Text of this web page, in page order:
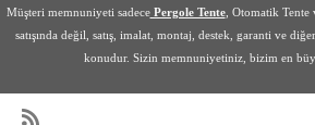
Müşteri memnuniyeti sadecePergole Tente, Otomatik Tente
satışında değil, satış, imalat, montaj, destek, garanti ve
konudur. Sizin memnuniyetiniz, bizim en